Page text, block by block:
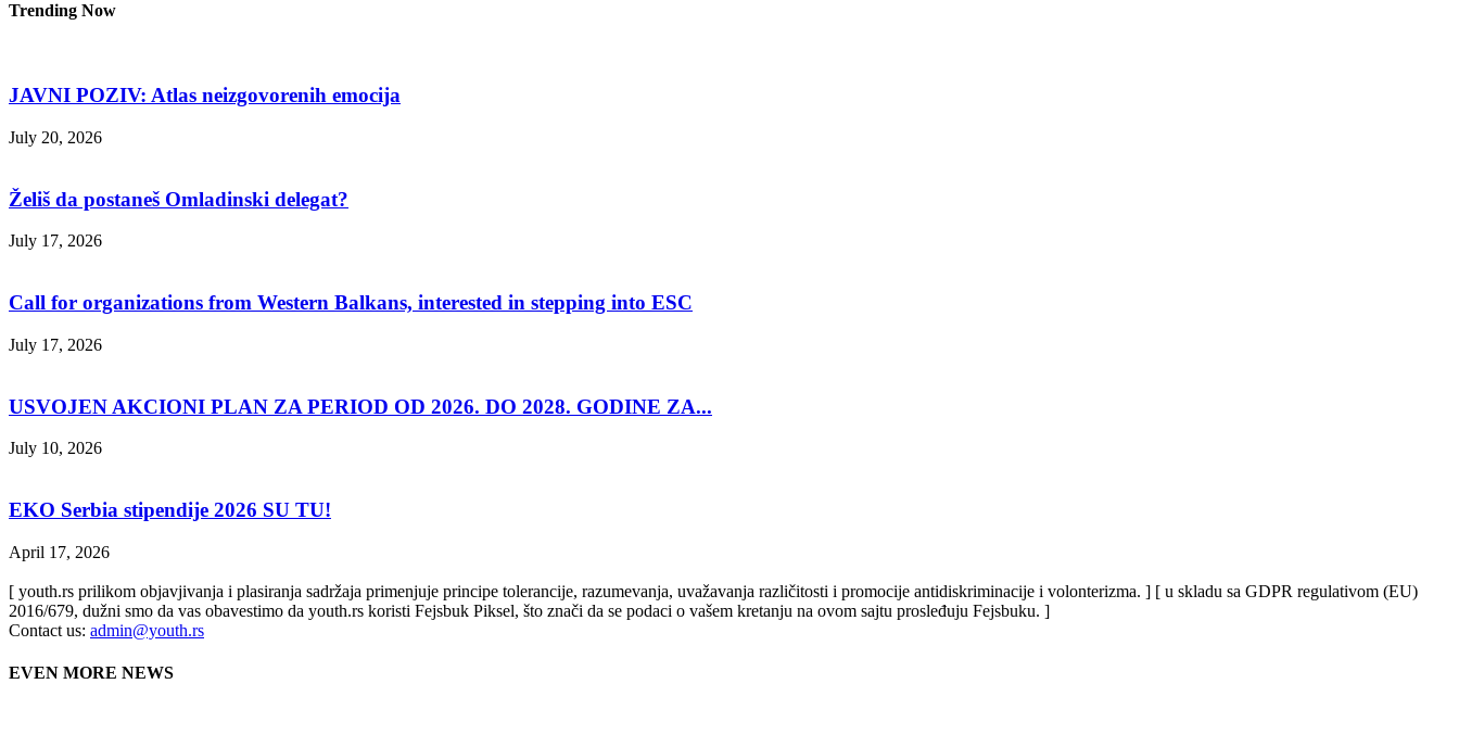
Trending Now
JAVNI POZIV: Atlas neizgovorenih emocija
July 20, 2026
Želiš da postaneš Omladinski delegat?
July 17, 2026
Call for organizations from Western Balkans, interested in stepping into ESC
July 17, 2026
USVOJEN AKCIONI PLAN ZA PERIOD OD 2026. DO 2028. GODINE ZA...
July 10, 2026
EKO Serbia stipendije 2026 SU TU!
April 17, 2026
[ youth.rs prilikom objavjivanja i plasiranja sadržaja primenjuje principe tolerancije, razumevanja, uvažavanja različitosti i promocije antidiskriminacije i volonterizma. ] [ u skladu sa GDPR regulativom (EU)
2016/679, dužni smo da vas obavestimo da youth.rs koristi Fejsbuk Piksel, što znači da se podaci o vašem kretanju na ovom sajtu prosleđuju Fejsbuku. ]
Contact us: admin@youth.rs
EVEN MORE NEWS